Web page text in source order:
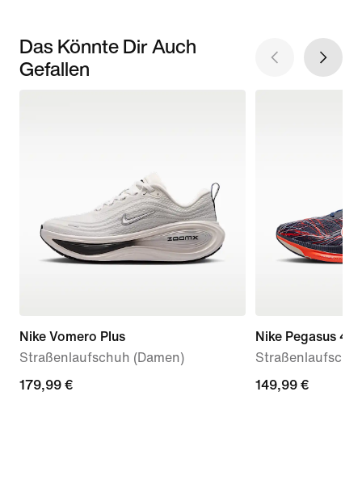
Das Könnte Dir Auch
Gefallen
Nike Vomero Plus
Straßenlaufschuh (Damen)
179,99 €
179,99 €
Nike Pegasus 42
149,99 €
149,99 €